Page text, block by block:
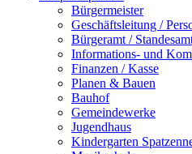
Bürgermeister
Geschäftsleitung /
Bürgeramt /
Informations- und
Finanzen / Kasse
Planen & Bauen
Bauhof
Gemeindewerke
Jugendhaus
Kindergarten